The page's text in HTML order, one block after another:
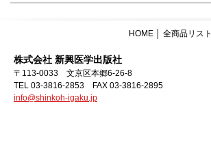
HOME 全商品リスト
株式会社 新興医学出版社
〒113-0033 文京区本郷6-26-8
TEL 03-3816-2853 FAX 03-3816-2895
info@shinkoh-igaku.jp